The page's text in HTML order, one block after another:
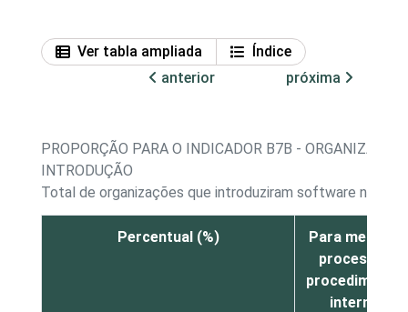
Ver tabla ampliada
Índice
anterior
próxima
PROPORÇÃO PARA O INDICADOR B7B -
INTRODUÇÃO
Total de organizações que introduziram software novos
Percentual (%)
Para melhorar
processos/
internos